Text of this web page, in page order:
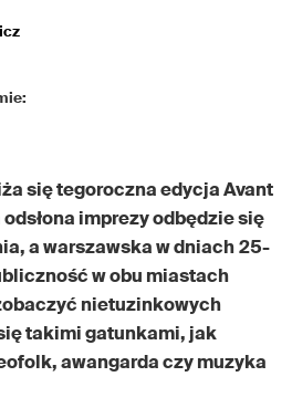
się tegoroczna edycja Avant
odsłona imprezy odbędzie się
a warszawska w dniach25-
w obu miastach
nietuzinkowych
takimi gatunkami, jak
awangarda czy muzyka